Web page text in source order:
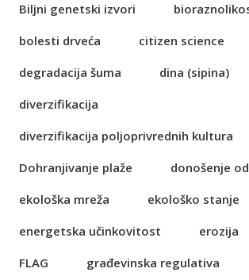
Biljni genetski izvori
bolesti drveća
citizen science
degradacija šuma
dina (sipina)
diverzifikacija
diverzifikacija poljoprivrednih kultura
Dohranjivanje plaže
donošenje
ekološka mreža
ekološko stanje
energetska učinkovitost
erozija
FLAG
građevinska regulativa